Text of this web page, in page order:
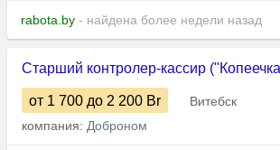
rabota.by - найдена более недели назад
Старший контролер-кассир
от 1 700 до 2 200 Br
Витебск
компания: Доброном